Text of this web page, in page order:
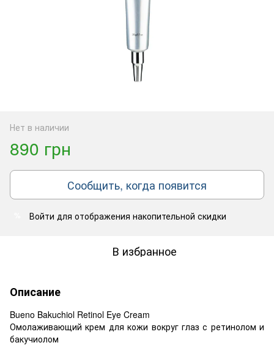
Нет в наличии
890 грн
Сообщить, когда появится
Войти для отображения накопительной скидки
В избранное
Описание
Bueno Bakuchiol Retinol Eye Cream
Омолаживающий крем для кожи вокруг глаз с ретинолом и
бакучиолом